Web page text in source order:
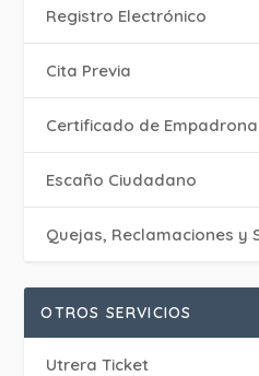
Registro Electrónico
Cita Previa
Certificado de
Escaño Ciudadano
Quejas, Reclamaciones y
OTROS SERVICIOS
Utrera Ticket